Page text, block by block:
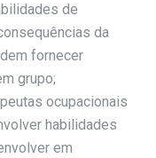
de
da
fornecer
grupo;
ocupacionais
habilidades
em